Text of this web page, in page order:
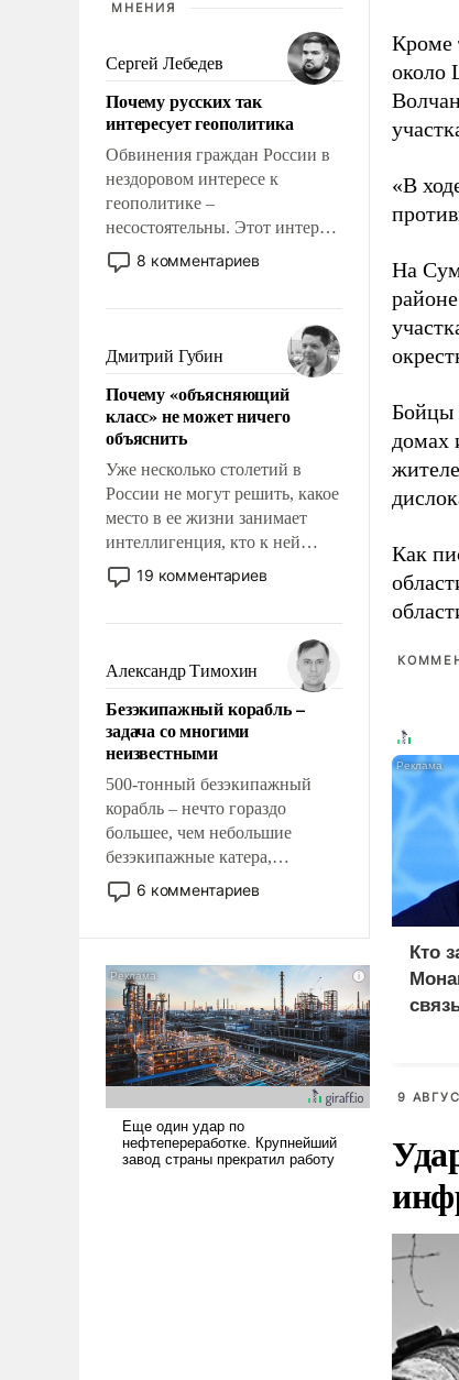
МНЕНИЯ
Сергей Лебедев
Почему русских так
интересует геополитика
Обвинения граждан России в
нездоровом интересе к
геополитике –
несостоятельны. Этот интерес
рационален и прагматичен. Он
обусловлен тысячелетним
фундаментальным знанием,
что мировая политика имеет
свойство заявляться на порог
нашего дома.
8 комментариев
Дмитрий Губин
Почему «объясняющий
класс» не может ничего
объяснить
Уже несколько столетий в
России не могут решить, какое
место в ее жизни занимает
интеллигенция, кто к ней
принадлежит, а кого из нее
исключили с правом
чем она отличается от просто
образованных людей. Иногда
казалось, что эти вопросы
решены раз и навсегда, но –
нет, не решены.
19 комментариев
Александр Тимохин
Безэкипажный корабль –
задача со многими
неизвестными
500-тонный безэкипажный
корабль – нечто гораздо
большее, чем небольшие
безэкипажные катера,
применение которых уже
стало обыденностью. Задача по
и ее реализация радикально
поднимет наши боевые
возможности.
6 комментариев
Кроме
около
«В
На
Бойцы
домах
Как
Кто
9